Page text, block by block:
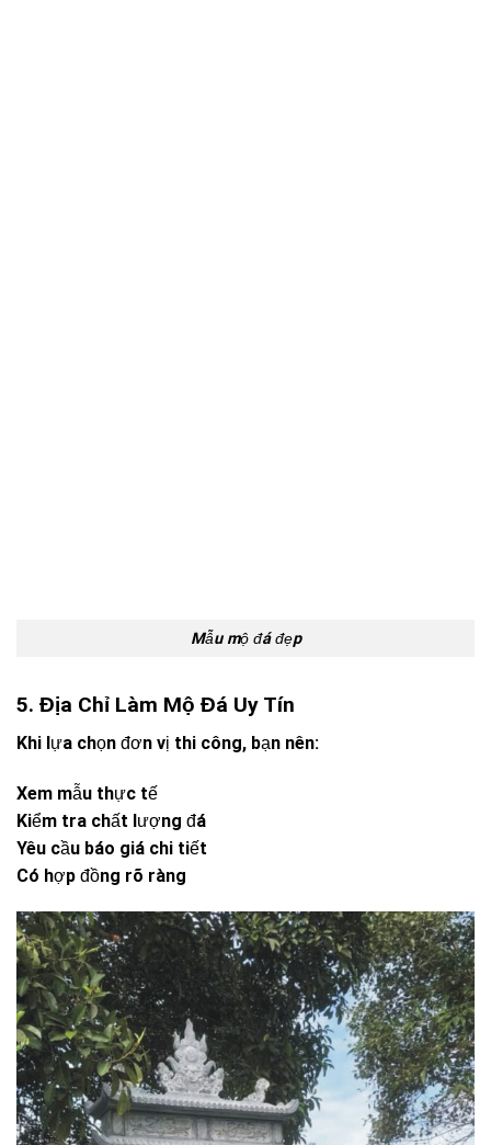
Mẫu mộ đá đẹp
5. Địa Chỉ Làm Mộ Đá Uy Tín
Khi lựa chọn đơn vị thi công, bạn nên:
Xem mẫu thực tế
Kiểm tra chất lượng đá
Yêu cầu báo giá chi tiết
Có hợp đồng rõ ràng